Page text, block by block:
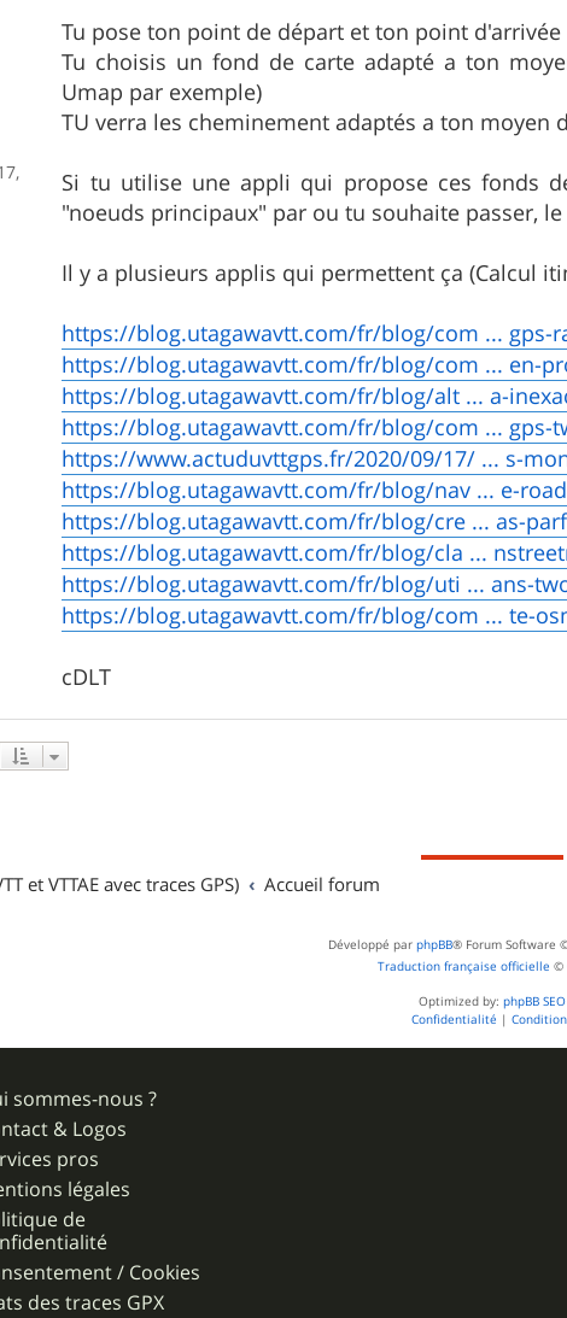
g
e
Tu pose ton point de départ et ton point d'arrivée
Tu choisis un fond de carte adapté a ton
Umap par exemple)
TU verra les cheminement adaptés a ton moyen
Si tu utilise une appli qui propose ces fonds
"noeuds principaux" par ou tu souhaite passer,
Il y a plusieurs applis qui permettent ça (Calcul
https://blog.utagawavtt.com/fr/blog/com ... gps-
https://blog.utagawavtt.com/fr/blog/com ... en-
https://blog.utagawavtt.com/fr/blog/alt ... a-
https://blog.utagawavtt.com/fr/blog/com ... gps-
https://www.actuduvttgps.fr/2020/09/17/ ... s-
https://blog.utagawavtt.com/fr/blog/nav ... e-
https://blog.utagawavtt.com/fr/blog/cre ... as-
https://blog.utagawavtt.com/fr/blog/cla ...
https://blog.utagawavtt.com/fr/blog/uti ... ans-
https://blog.utagawavtt.com/fr/blog/com ... te-
cDLT
et VTTAE avec traces GPS) Accueil forum
Développé par phpBB® Forum Software
Traduction française officielle ©
Optimized by: phpBB SEO
Confidentialité |
sommes-nous ?
& Logos
pros
légales
de
/ Cookies
des traces GPX